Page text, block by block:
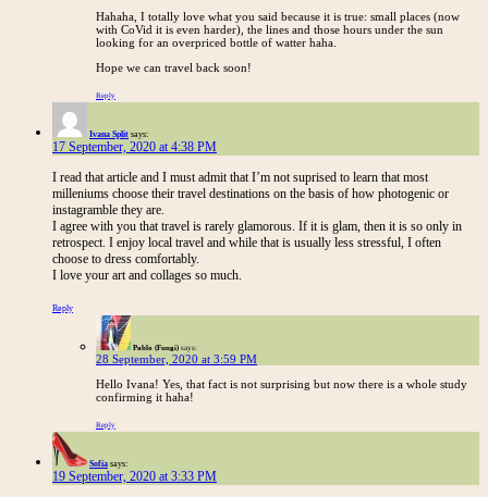
Hahaha, I totally love what you said because it is true: small places (now
with CoVid it is even harder), the lines and those hours under the sun
looking for an overpriced bottle of watter haha.
Hope we can travel back soon!
Reply
Ivana Split says:
17 September, 2020 at 4:38 PM
I read that article and I must admit that I’m not suprised to learn that most
milleniums choose their travel destinations on the basis of how photogenic or
instagramble they are.
I agree with you that travel is rarely glamorous. If it is glam, then it is so only in
retrospect. I enjoy local travel and while that is usually less stressful, I often
choose to dress comfortably.
I love your art and collages so much.
Reply
Pablo (Fungi) says:
28 September, 2020 at 3:59 PM
Hello Ivana! Yes, that fact is not surprising but now there is a whole study
confirming it haha!
Reply
Sofía says:
19 September, 2020 at 3:33 PM